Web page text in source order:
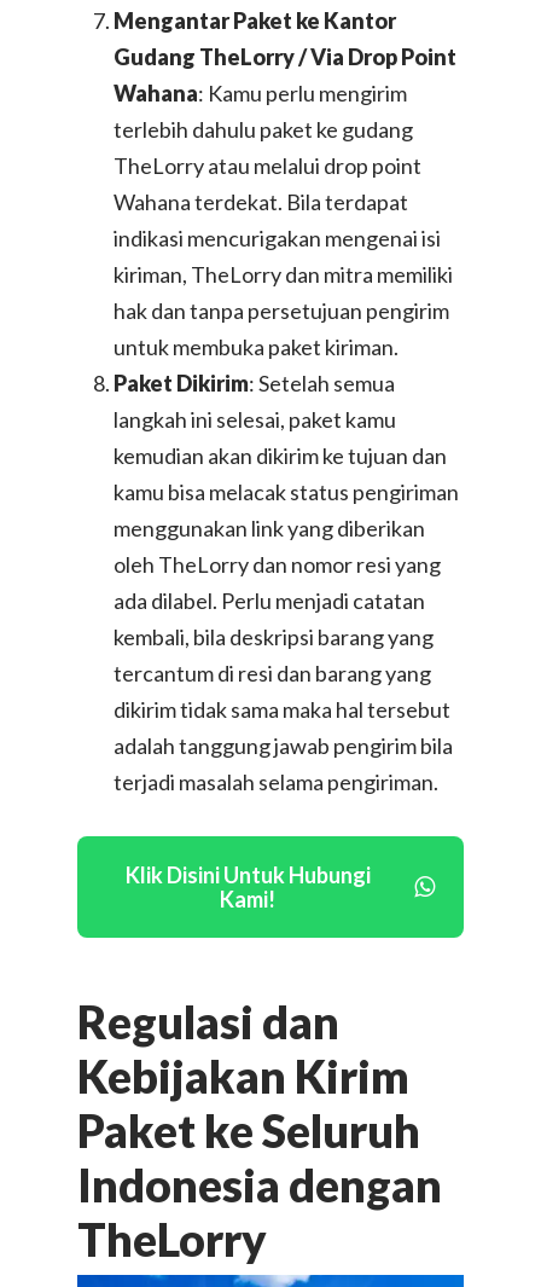
Mengantar Paket ke Kantor
Gudang TheLorry / Via Drop Point
Wahana: Kamu perlu mengirim
terlebih dahulu paket ke gudang
TheLorry atau melalui drop point
Wahana terdekat. Bila terdapat
indikasi mencurigakan mengenai isi
kiriman, TheLorry dan mitra memiliki
hak dan tanpa persetujuan pengirim
untuk membuka paket kiriman.
Paket Dikirim: Setelah semua
langkah ini selesai, paket kamu
kemudian akan dikirim ke tujuan dan
kamu bisa melacak status pengiriman
menggunakan link yang diberikan
oleh TheLorry dan nomor resi yang
ada dilabel. Perlu menjadi catatan
kembali, bila deskripsi barang yang
tercantum di resi dan barang yang
dikirim tidak sama maka hal tersebut
adalah tanggung jawab pengirim bila
terjadi masalah selama pengiriman.
Klik Disini Untuk Hubungi
Kami!
Regulasi dan
Kebijakan Kirim
Paket ke Seluruh
Indonesia dengan
TheLorry
Layanan Kami
Sewa Truk
Sewa Pick Up / Pikap /
Sewa Blindvan
Mitra-Driver
Mitra-Pindahan
Mitra-Kurir
Business-to-
Business
Tentang Kami